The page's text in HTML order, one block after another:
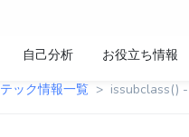
自己分析
お役立ち情報
テック情報一覧 issubclass()